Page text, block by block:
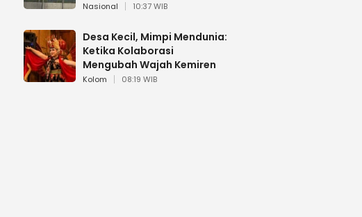
Nasional 10:37 WIB
Desa Kecil, Mimpi Mendunia:
Ketika Kolaborasi
Mengubah Wajah Kemiren
Kolom 08:19 WIB